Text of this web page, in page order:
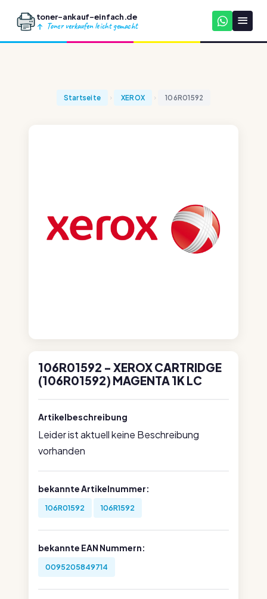
toner-ankauf-einfach.de
Toner verkaufen leicht gemacht
Startseite XEROX 106R01592
106R01592 - XEROX CARTRIDGE
(106R01592) MAGENTA 1K LC
Artikelbeschreibung
Leider ist aktuell keine Beschreibung
vorhanden
bekannte Artikelnummer:
106R01592 106R1592
bekannte EAN Nummern:
0095205849714